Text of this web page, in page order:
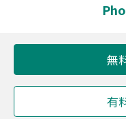
無
有